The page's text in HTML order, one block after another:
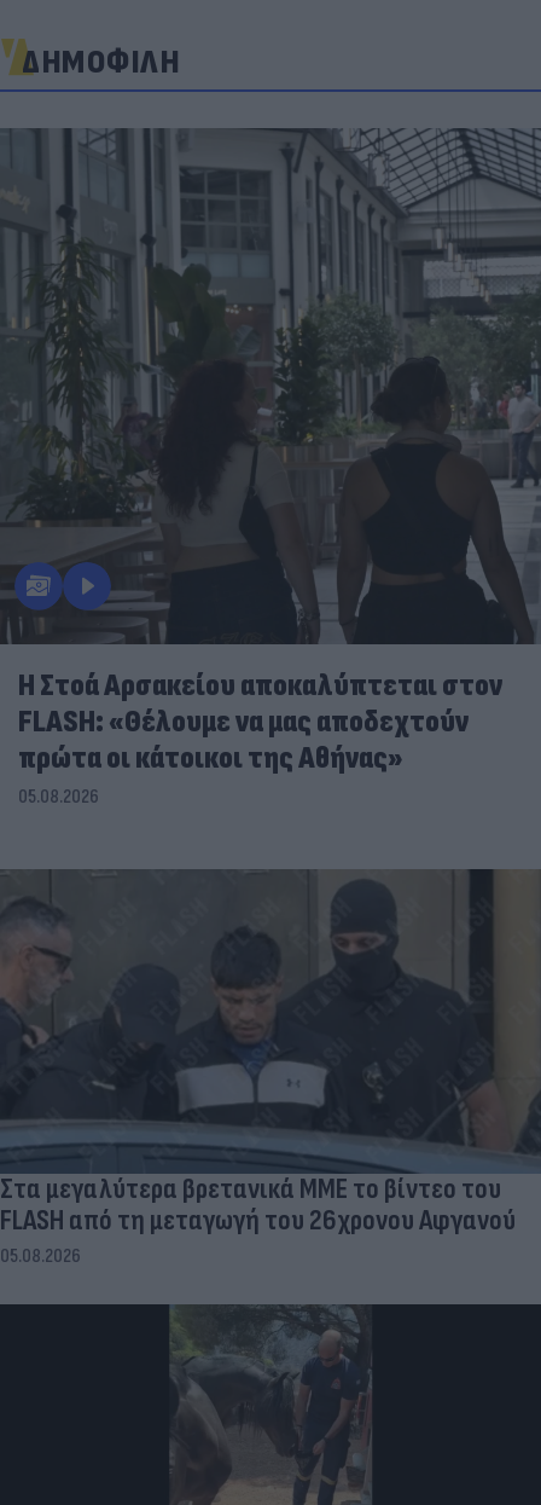
ΔΗΜΟΦΙΛΗ
Η Στοά Αρσακείου αποκαλύπτεται στον
FLASH: «Θέλουμε να μας αποδεχτούν
πρώτα οι κάτοικοι της Αθήνας»
05.08.2026
Στα μεγαλύτερα βρετανικά ΜΜΕ το βίντεο του
FLASH από τη μεταγωγή του 26χρονου Αφγανού
05.08.2026